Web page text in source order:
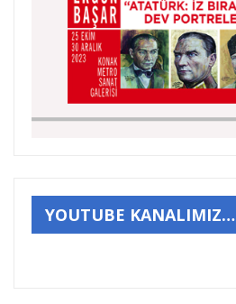
YOUTUBE KANALIMIZ…